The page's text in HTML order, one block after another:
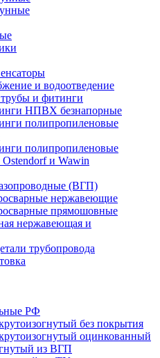
и водоотведение
и фитинги
НПВХ безнапорные
полипропиленовые
полипропиленовые
и Wawin
(ВГП)
нержавеющие
прямошовные
нержавеющая и
трубопровода
РФ
без покрытия
оцинкованный
из ВГП